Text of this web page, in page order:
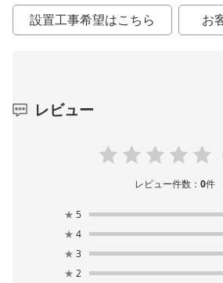
設置工事希望はこちら お
レビュー
レビュー件数：0件
★ 5
★ 4
★ 3
★ 2